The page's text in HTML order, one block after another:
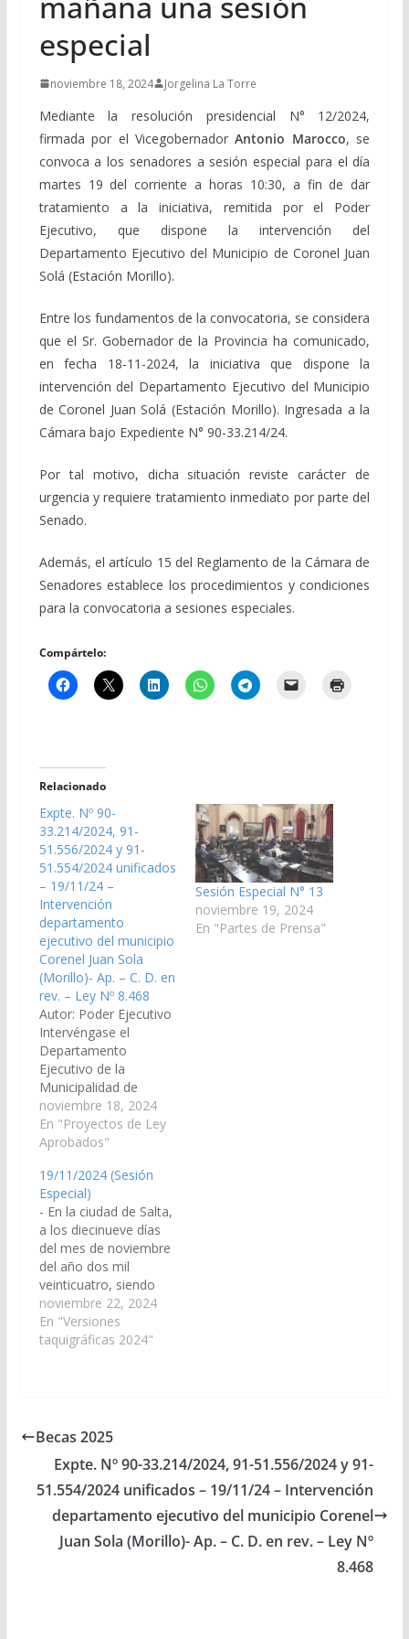
especial
noviembre 18, 2024 Jorgelina La Torre
Mediante la resolución presidencial N° 12/2024,
firmada por el VicegobernadorAntonio Marocco, se
convoca a los senadores a sesión especial para el día
martes 19 del corriente a horas 10:30, a fin de dar
tratamiento a la iniciativa, remitida por el Poder
Ejecutivo, que dispone la intervención del
Departamento Ejecutivo del Municipio de Coronel Juan
Solá (Estación Morillo).
Entre los fundamentos de la convocatoria, se considera
que el Sr. Gobernador de la Provincia ha comunicado,
en fecha 18-11-2024, la iniciativa que dispone la
intervención del Departamento Ejecutivo del Municipio
de Coronel Juan Solá (Estación Morillo). Ingresada a la
Cámara bajo Expediente N° 90-33.214/24.
Por tal motivo, dicha situación reviste carácter de
urgencia y requiere tratamiento inmediato por parte del
Senado.
Además, el artículo 15 del Reglamento de la Cámara de
Senadores establece los procedimientos y condiciones
para la convocatoria a sesiones especiales.
Compártelo:
Relacionado
Expte. Nº 90-
33.214/2024, 91-
51.556/2024 y 91-
51.554/2024 unificados
– 19/11/24 –
Intervención
departamento
ejecutivo del municipio
Corenel Juan Sola
(Morillo)- Ap. – C. D. en
rev. – Ley Nº 8.468
Autor: Poder Ejecutivo
Intervéngase el
Departamento
Ejecutivo de la
Municipalidad de
Rivadavia Banda
Norte, con encuadre
en el artículo 179,
Constitución Provincial.
(Expte. Nº 90-
33.214/2024, 91-
51.556/2024 y 91-
51.554/2024
unificados). Mediante
Resolución de
Presidencia Nº 12/24,
se convoca a Sesión
Especial para el día
noviembre 18, 2024
En "Proyectos de Ley
Aprobados"
Sesión Especial N° 13
noviembre 19, 2024
En "Partes de Prensa"
19/11/2024 (Sesión
Especial)
- En la ciudad de Salta,
a los diecinueve días
del mes de noviembre
del año dos mil
veinticuatro, siendo
horas 11 y 04: Sr.
Presidente (Marocco).-
Con la presencia de
IZAMIENTO DE
Presidente (Marocco).-
Invito al…
noviembre 22, 2024
En "Versiones
taquigráficas 2024"
Becas 2025
Expte. Nº 90-33.214/2024, 91-51.556/2024 y 91-
51.554/2024 unificados – 19/11/24 – Intervención
departamento ejecutivo del municipio Corenel
Juan Sola (Morillo)- Ap. – C. D. en rev. – Ley Nº
8.468